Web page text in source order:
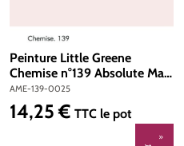
Peinture Little Greene
Chemise n°139 Absolute Matt
Emulsion 250 ml
AME-139-0025
Prix régulier :
14,25 € TTC le pot